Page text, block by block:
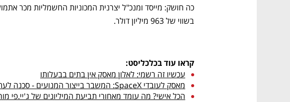
בשווי של 963 מיליון דולר.
קראו עוד בכלכליסט:
עכשיו זה רשמי: לאלון מאסק אין בתים בבעלותו
מאסק לעובדי SpaceX: המשבר בייצור המנועים - סכנה לעתיד החברה
הכל אישי? מה עומד מאחורי תביעת המיליונים של ג'יי.פי